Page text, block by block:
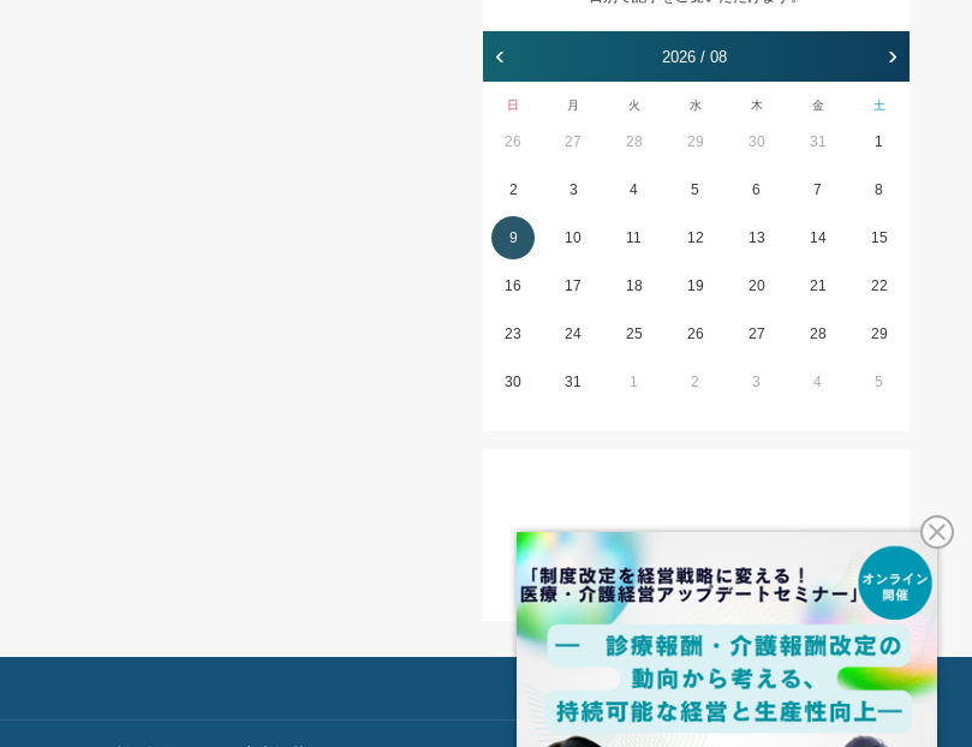
‹ 2026 / 08 ›
日 月 火 水 木 金 土
26 27 28 29 30 31 1
2 3 4 5 6 7 8
9 10 11 12 13 14 15
16 17 18 19 20 21 22
23 24 25 26 27 28 29
30 31 1 2 3 4 5